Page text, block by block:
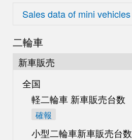
Sales data of mini vehicles
二輪車
新車販売
全国
軽二輪車 新車販売台数
確報
小型二輪車新車販売台数